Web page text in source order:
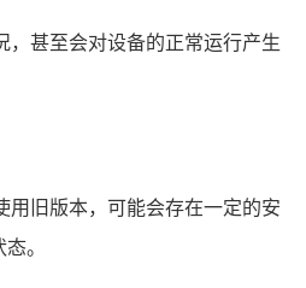
，甚至会对设备的正常运行产生
用旧版本，可能会存在一定的安
。